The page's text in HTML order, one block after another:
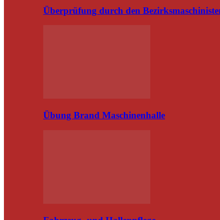
Überprüfung durch den
Übung Brand Maschinenhalle